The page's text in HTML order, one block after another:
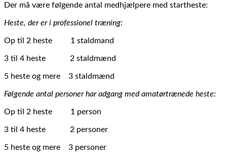
Der må være følgende antal medhjælpere med startheste:
Heste, der er i professionel træning:
Op til 2 heste 1 staldmand
3 til 4 heste 2 staldmænd
5 heste og mere 3 staldmænd
Følgende antal personer har adgang med amatørtrænede heste:
Op til 2 heste 1 person
3 til 4 heste 2 personer
5 heste og mere 3 personer